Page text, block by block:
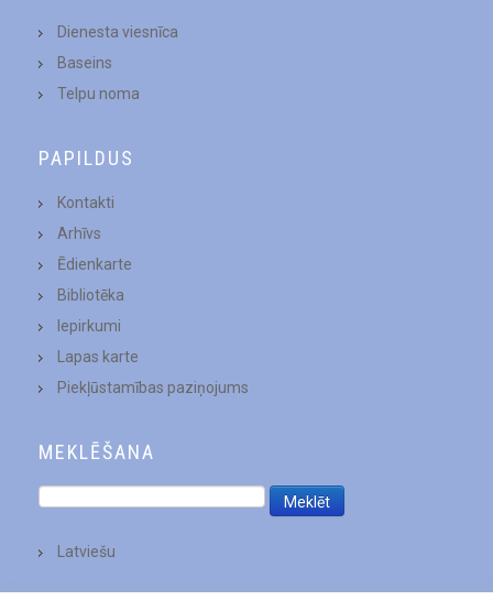
Dienesta viesnīca
Baseins
Telpu noma
PAPILDUS
Kontakti
Arhīvs
Ēdienkarte
Bibliotēka
Iepirkumi
Lapas karte
Piekļūstamības paziņojums
MEKLĒŠANA
Latviešu